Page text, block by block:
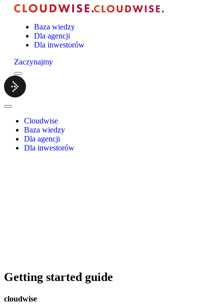
Baza wiedzy
Dla agencji
Dla inwestorów
Zaczynajmy
Menu
Cloudwise.
Close
Cloudwise
Baza wiedzy
Dla agencji
Dla inwestorów
Getting started guide
cloudwise